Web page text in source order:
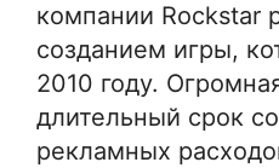
компании Rockstar
созданием игры,
2010 году.
длительный срок
рекламных